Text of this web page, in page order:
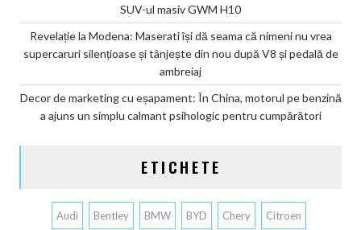
SUV-ul masiv GWM H10
Revelație la Modena: Maserati își dă seama că nimeni nu vrea
supercaruri silențioase și tânjește din nou după V8 și pedală de
ambreiaj
Decor de marketing cu eșapament: În China, motorul pe benzină
a ajuns un simplu calmant psihologic pentru cumpărători
ETICHETE
Audi Bentley BMW BYD Chery Citroen